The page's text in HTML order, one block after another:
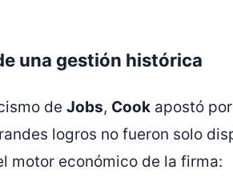
una gestión histórica
de Jobs, Cook apostó
logros no fueron solo
motor económico de la firma: